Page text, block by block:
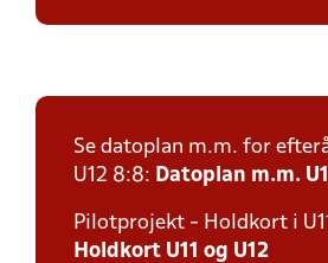
Se datoplan m.m. for
U12 8:8: Datoplan m.m.
Pilotprojekt - Holdkort i
Holdkort U11 og U12